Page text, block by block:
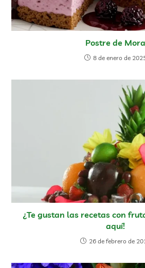
Postre de Mora
8 de enero de
¿Te gustan las recetas con
aquí!
26 de febrero de